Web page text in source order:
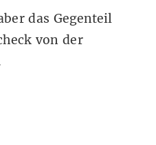
das Gegenteil
von der